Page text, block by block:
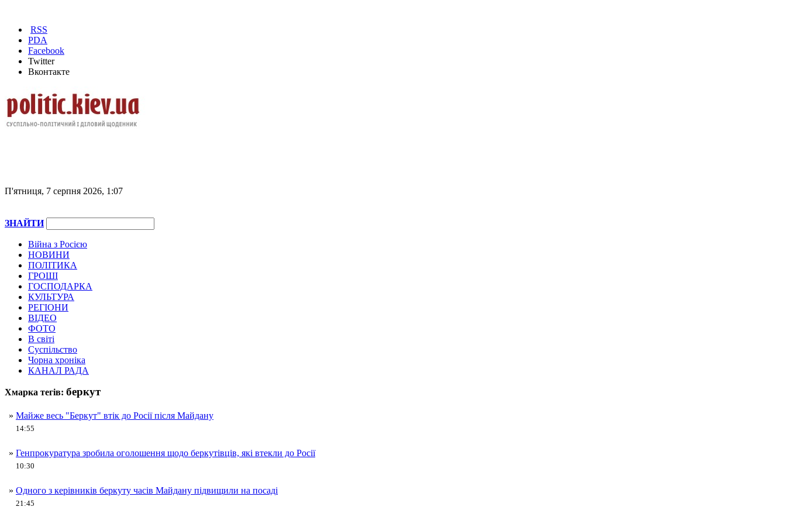
RSS
PDA
Facebook
Twitter
Вконтакте
П'ятниця, 7 серпня 2026, 1:07
ЗНАЙТИ
Війна з Росією
НОВИНИ
ПОЛІТИКА
ГРОШІ
ГОСПОДАРКА
КУЛЬТУРА
РЕГІОНИ
ВІДЕО
ФОТО
В світі
Суспільство
Чорна хроніка
КАНАЛ РАДА
Хмарка тегів: беркут
» Майже весь "Беркут" втік до Росії після Майдану
14:55
» Генпрокуратура зробила оголошення щодо беркутівців, які втекли до Росії
10:30
» Одного з керівників беркуту часів Майдану підвищили на посаді
21:45